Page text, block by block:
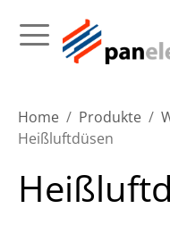
Home Produkte
Heißluftdüsen